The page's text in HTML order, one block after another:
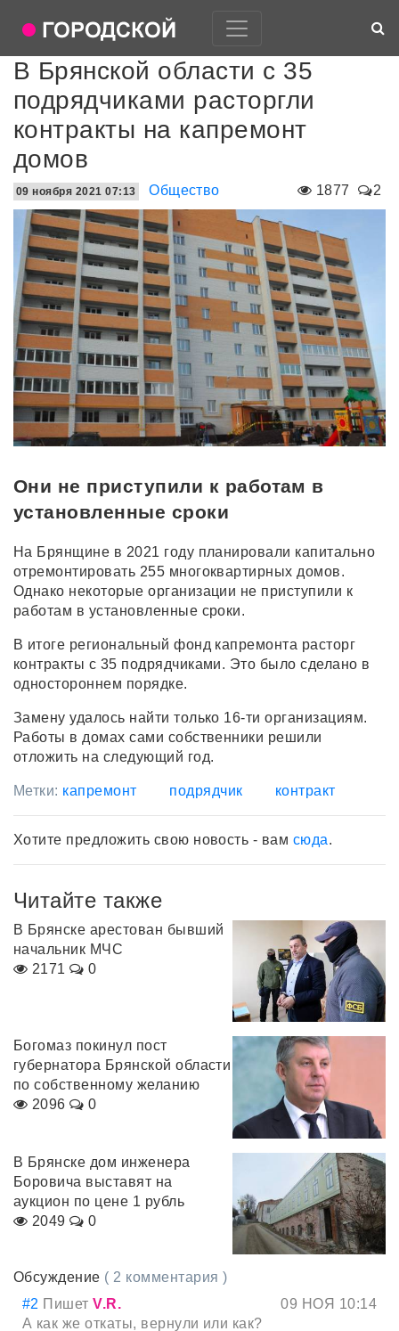
В Брянской области с 35
подрядчиками расторгли
контракты на капремонт
домов
1877 2
09 ноября 2021 07:13 Общество
Они не приступили к работам в
установленные сроки
На Брянщине в 2021 году планировали капитально
отремонтировать 255 многоквартирных домов.
Однако некоторые организации не приступили к
работам в установленные сроки.
В итоге региональный фонд капремонта расторг
контракты с 35 подрядчиками. Это было сделано в
одностороннем порядке.
Замену удалось найти только 16-ти организациям.
Работы в домах сами собственники решили
отложить на следующий год.
Метки: капремонт подрядчик контракт
Хотите предложить свою новость - вам сюда.
Читайте также
В Брянске арестован бывший
начальник МЧС
2171
0
Богомаз покинул пост
губернатора Брянской области
по собственному желанию
2096
0
В Брянске дом инженера
Боровича выставят на
аукцион по цене 1 рубль
2049
0
Обсуждение ( 2 комментария )
#2 ПишетV.R.
09 НОЯ 10:14
А как же откаты, вернули или как?